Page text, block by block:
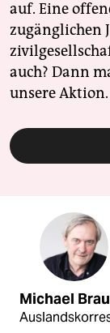
auf. Eine
zugänglichen
auch? Dann
unsere Aktion.
Michael